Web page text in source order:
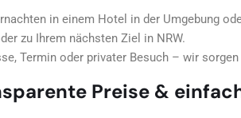
in einem Hotel in der Umgebung
zu Ihrem nächsten Ziel in NRW.
Termin oder privater Besuch – wir
Preise &